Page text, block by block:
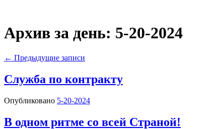
Архив за день: 5-20-2024
← Предыдущие записи
Служба по контракту
Опубликовано 5-20-2024
В одном ритме со всей Страной!